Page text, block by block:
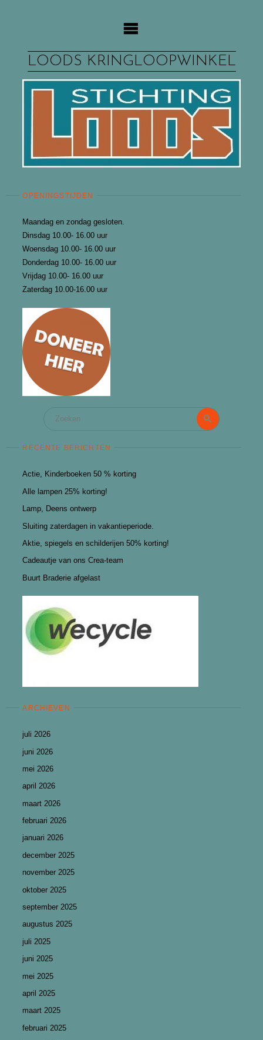
LOODS KRINGLOOPWINKEL
OPENINGSTIJDEN
Maandag en zondag gesloten.
Dinsdag 10.00- 16.00 uur
Woensdag 10.00- 16.00 uur
Donderdag 10.00- 16.00 uur
Vrijdag 10.00- 16.00 uur
Zaterdag 10.00-16.00 uur
Zoeken
RECENTE BERICHTEN
Actie, Kinderboeken 50 % korting
Alle lampen 25% korting!
Lamp, Deens ontwerp
Sluiting zaterdagen in vakantieperiode.
Aktie, spiegels en schilderijen 50% korting!
Cadeautje van ons Crea-team
Buurt Braderie afgelast
ARCHIEVEN
juli 2026
juni 2026
mei 2026
april 2026
maart 2026
februari 2026
januari 2026
december 2025
november 2025
oktober 2025
september 2025
augustus 2025
juli 2025
juni 2025
mei 2025
april 2025
maart 2025
februari 2025